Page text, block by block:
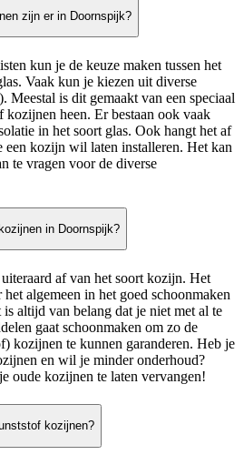
zijn er in Doornspijk?
kun je de keuze maken tussen het
Vaak kun je kiezen uit diverse
Meestal is dit gemaakt van een speciaal
heen. Er bestaan ook vaak
in het soort glas. Ook hangt het af
een kozijn wil laten installeren. Het kan
te vragen voor de diverse
in Doornspijk?
af van het soort kozijn. Het
algemeen in het goed schoonmaken
altijd van belang dat je niet met al te
gaat schoonmaken om zo de
kozijnen te kunnen garanderen. Heb je
en wil je minder onderhoud?
oude kozijnen te laten vervangen!
kozijnen?